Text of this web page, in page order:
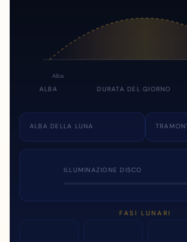
Alba
ALBA DURATA DEL GIORNO
ALBA DELLA LUNA
ILLUMINAZIONE DISCO
FASI LUNARI